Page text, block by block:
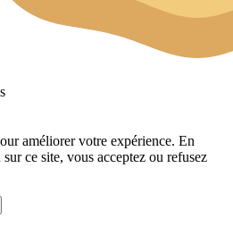
améliorer votre expérience. En
ce site, vous acceptez ou refusez